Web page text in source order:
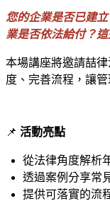
您的企業是否已建
業是否依法給付？
本場講座將邀請喆
度、完善流程，讓
📌 活動亮點
從法律角度解析
透過案例分享常
提供可落實的流